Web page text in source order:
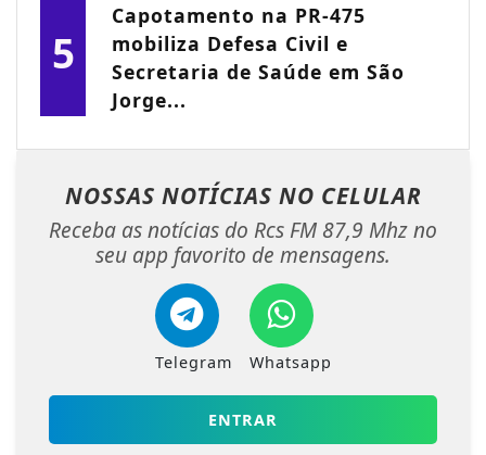
5
Capotamento na PR-475
mobiliza Defesa Civil e
Secretaria de Saúde em São
Jorge...
NOSSAS NOTÍCIAS NO CELULAR
Receba as notícias do Rcs FM 87,9 Mhz no
seu app favorito de mensagens.
Telegram Whatsapp
ENTRAR